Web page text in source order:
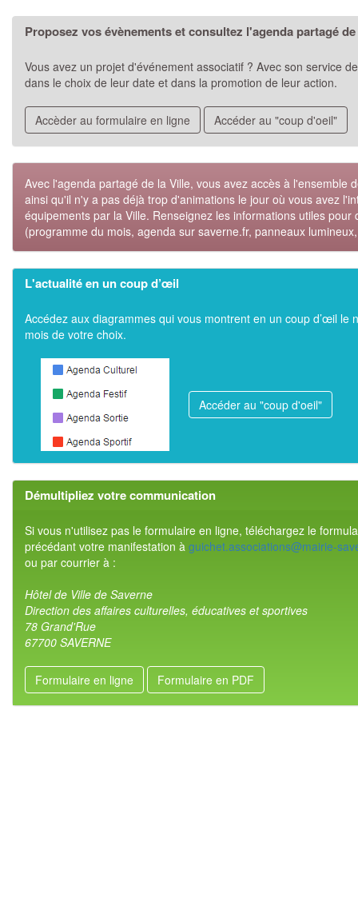
Proposez vos évènements et consultez l'agenda partagé
Vous avez un projet d'événement associatif ? Avec son service
dans le choix de leur date et dans la promotion de leur action.
Accèder au formulaire en ligne Accéder au "coup d'oeil"
Avec l'agenda partagé de la Ville, vous avez accès à l'ensemble
ainsi qu'il n'y a pas déjà trop d'animations le jour où vous avez
équipements par la Ville. Renseignez les informations utiles
(programme du mois, agenda sur saverne.fr, panneaux
L'actualité en un coup d’œil
Accédez aux diagrammes qui vous montrent en un coup d’œil
mois de votre choix.
Accéder au "coup d'oeil"
Démultipliez votre communication
Si vous n'utilisez pas le formulaire en ligne, téléchargez le
précédant votre manifestation à guichet.associations@mairie-
ou par courrier à :
Hôtel de Ville de Saverne
Direction des affaires culturelles, éducatives et sportives
78 Grand'Rue
67700 SAVERNE
Formulaire en ligne Formulaire en PDF